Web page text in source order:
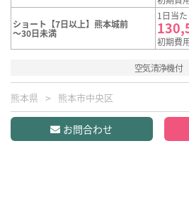
ショート【7日以上】熊本城前
～30日未満
1日当
初期費
空気清浄機付
熊本県 熊本市中央区
お問合わせ